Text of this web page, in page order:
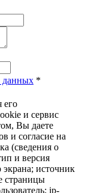
данных *
его
и сервис
Вы даете
и согласие на
(сведения о
и версия
экрана; источник
страницы
ip-